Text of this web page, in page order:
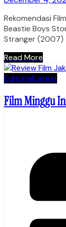
Rekomendasi
Beastie Boys
Stranger (2007)
Read More
EditorialLatest
Film Minggu